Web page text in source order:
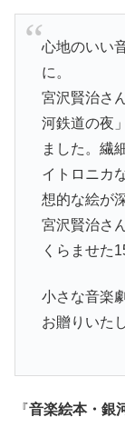
心地のいい
に。
宮沢賢治さ
河鉄道の夜
ました。繊
イトロニカ
想的な絵が
宮沢賢治さ
くらませた
小さな音楽
お贈りいた
『音楽絵本・銀